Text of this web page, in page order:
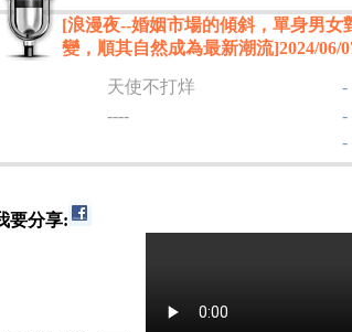
[浪漫夜--婚姻市場的傾斜，單身男女
變，順其自然成為最新潮流]2024/06/
天使不打烊 -
----
-
-
要分享: